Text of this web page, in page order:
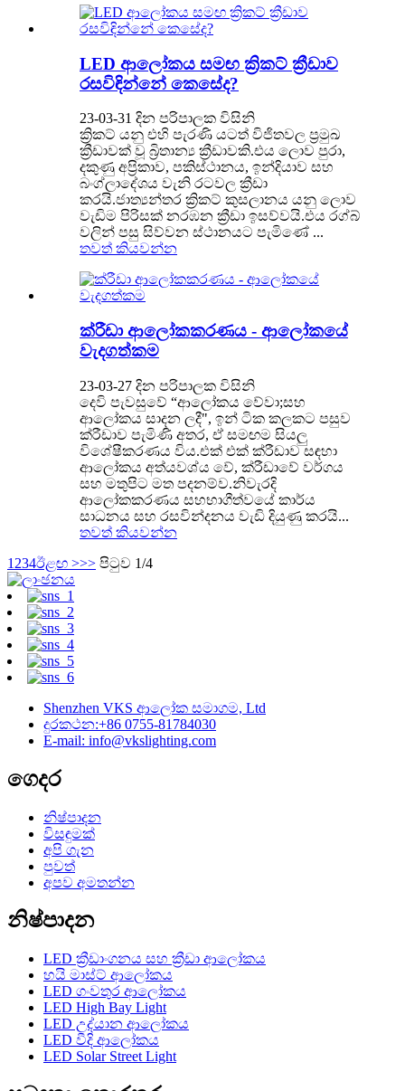
LED ආලෝකය සමඟ ක්‍රිකට් ක්‍රීඩාව
රසවිඳින්නේ කෙසේද?
23-03-31 දින පරිපාලක විසිනි
ක්‍රිකට් යනු එහි පැරණි යටත් විජිතවල ප්‍රමුඛ
ක්‍රීඩාවක් වූ බ්‍රිතාන්‍ය ක්‍රීඩාවකි.එය ලොව පුරා,
දකුණු අප්‍රිකාව, පකිස්ථානය, ඉන්දියාව සහ
බංග්ලාදේශය වැනි රටවල ක්‍රීඩා
කරයි.ජාත්‍යන්තර ක්‍රිකට් කුසලානය යනු ලොව
වැඩිම පිරිසක් නරඹන ක්‍රීඩා ඉසව්වයි.එය රග්බ්
වලින් පසු සිව්වන ස්ථානයට පැමිණේ ...
තවත් කියවන්න
ක්රීඩා ආලෝකකරණය - ආලෝකයේ
වැදගත්කම
23-03-27 දින පරිපාලක විසිනි
දෙවි පැවසුවේ “ආලෝකය වේවා;සහ
ආලෝකය සාදන ලදී", ඉන් ටික කලකට පසුව
ක්රීඩාව පැමිණි අතර, ඒ සමඟම සියලු
විශේෂීකරණය විය.එක් එක් ක්රීඩාව සඳහා
ආලෝකය අත්යවශ්ය වේ, ක්රීඩාවේ වර්ගය
සහ මතුපිට මත පදනම්ව.නිවැරදි
ආලෝකකරණය සහභාගීත්වයේ කාර්ය
සාධනය සහ රසවින්දනය වැඩි දියුණු කරයි...
තවත් කියවන්න
1 234ඊළඟ >>> පිටුව 1/4
Shenzhen VKS ආලෝක සමාගම, Ltd
දුරකථන:+86 0755-81784030
E-mail: info@vkslighting.com
ගෙදර
නිෂ්පාදන
විසඳුමක්
අපි ගැන
පුවත්
අපව අමතන්න
නිෂ්පාදන
LED ක්‍රීඩාංගනය සහ ක්‍රීඩා ආලෝකය
හයි මාස්ට් ආලෝකය
LED ගංවතුර ආලෝකය
LED High Bay Light
LED උද්යාන ආලෝකය
LED වීදි ආලෝකය
LED Solar Street Light